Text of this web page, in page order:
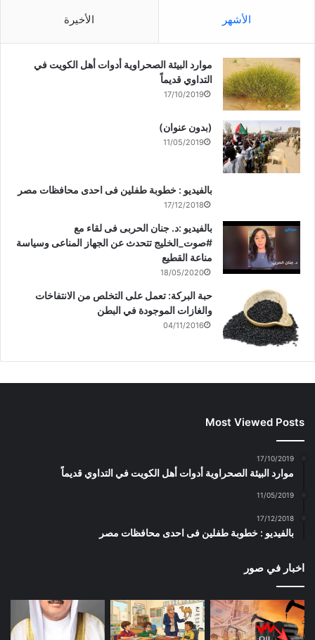
الأشهر الأخيرة
موارد البيئة الصحراوية أدوات أهل الكويت في
التداوي قديماً
17/10/2019
(بدون عنوان)
11/05/2019
بالفيديو : خطوبة طفلين فى احدى محافظات مصر
17/12/2018
بالفيديو :د. جنان الحربى فى لقاء مع
#صوت_الخليج تتحدث عن الجهاز المناعى وسياسة
مناعة القطيع
18/05/2020
حبة البركة: تعمل على التخلص من الانتفاخات
والغازات الموجودة في البطن
04/11/2016
Most Viewed Posts
17/10/2019
موارد البيئة الصحراوية أدوات أهل الكويت في التداوي قديماً
11/05/2019
17/12/2018
بالفيديو : خطوبة طفلين فى احدى محافظات مصر
اخبار في صور